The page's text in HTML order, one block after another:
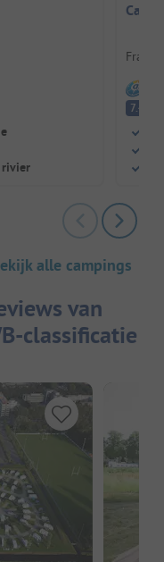
rivier
7.4
alle campings
van
classificatie